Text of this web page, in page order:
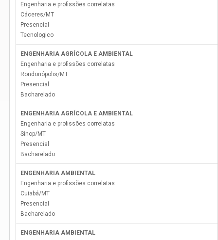
Engenharia e profissões correlatas
Cáceres/MT
Presencial
Tecnologico
ENGENHARIA AGRÍCOLA E AMBIENTAL
Engenharia e profissões correlatas
Rondonópolis/MT
Presencial
Bacharelado
ENGENHARIA AGRÍCOLA E AMBIENTAL
Engenharia e profissões correlatas
Sinop/MT
Presencial
Bacharelado
ENGENHARIA AMBIENTAL
Engenharia e profissões correlatas
Cuiabá/MT
Presencial
Bacharelado
ENGENHARIA AMBIENTAL